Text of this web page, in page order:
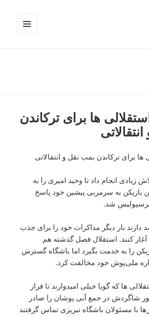
ها برای ترکاندن
ها برای ترکاندن بمب نقل و انتقالاتی
زیادی انجام داد تا وحید امیری را به
بازیکن به سرمربی پیشین خود پاسخ
شد.
دارند بار دیگر مذاکرات خود را برای جذب
کنند. استقلال فصل گذشته هم
را به خدمت بگیرد اما باشگاه گسترش
ملی‌پوش خود مخالفت کرد.
ها که گویا خیلی امیدوارند تا فراز
شاگردش در جمع آبی پوشان را صادر
با مسئولان باشگاه تبریزی تماس گرفتند